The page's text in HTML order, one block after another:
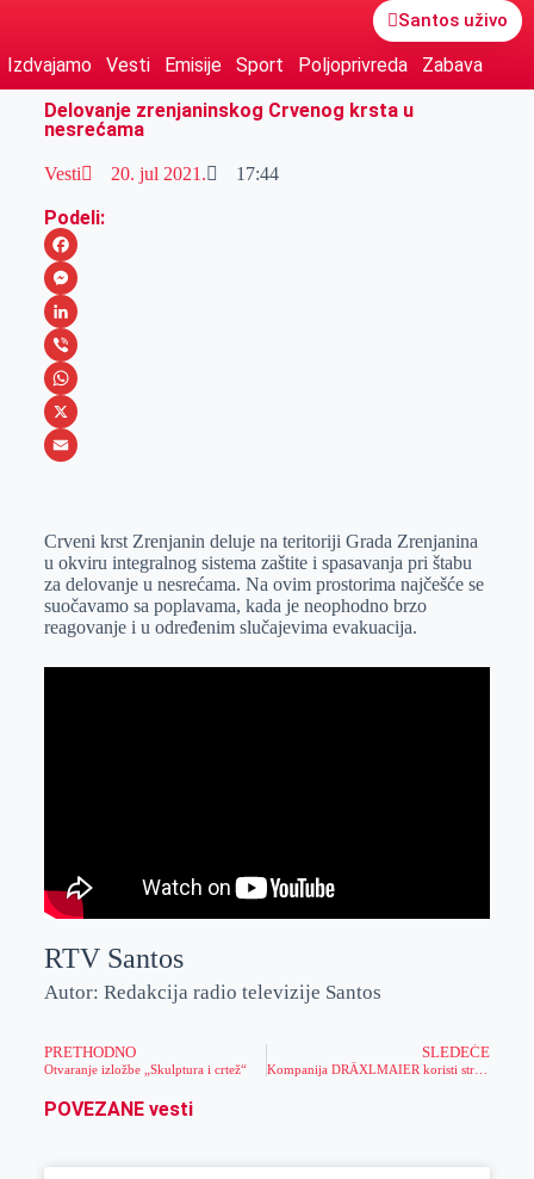
Santos uživo
Izdvajamo Vesti Emisije Sport Poljoprivreda
Zabava
Delovanje zrenjaninskog Crvenog krsta u
nesrećama
Vesti 20. jul 2021. 17:44
Podeli:
F
a
c
e
b
o
M
e
s
s
e
e
r
L
i
n
k
I
n
V
i
b
W
h
s
A
p
X
a
i
l
Crveni krst Zrenjanin deluje na teritoriji Grada Zrenjanina
u okviru integralnog sistema zaštite i spasavanja pri štabu
za delovanje u nesrećama. Na ovim prostorima najčešće se
suočavamo sa poplavama, kada je neophodno brzo
reagovanje i u određenim slučajevima evakuacija.
RTV Santos
Autor: Redakcija radio televizije Santos
PRETHODNO
Otvaranje izložbe „Skulptura i crtež“
SLEDEĆE
POVEZANE vesti